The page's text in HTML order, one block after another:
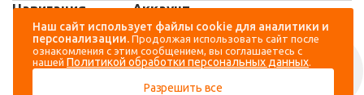
Навигация
Каталог
О компании
Аккаунт
Вход
Регистрация
Наш сайт использует файлы cookie для аналитики и
персонализации. Продолжая использовать сайт после
ознакомления с этим сообщением, вы соглашаетесь с
нашей Политикой обработки персональных данных.
Разрешить все